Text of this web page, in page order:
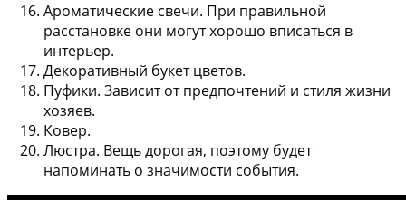
Ароматические свечи. При правильной
расстановке они могут хорошо вписаться в
интерьер.
Декоративный букет цветов.
Пуфики. Зависит от предпочтений и стиля жизни
хозяев.
Ковер.
Люстра. Вещь дорогая, поэтому будет
напоминать о значимости события.